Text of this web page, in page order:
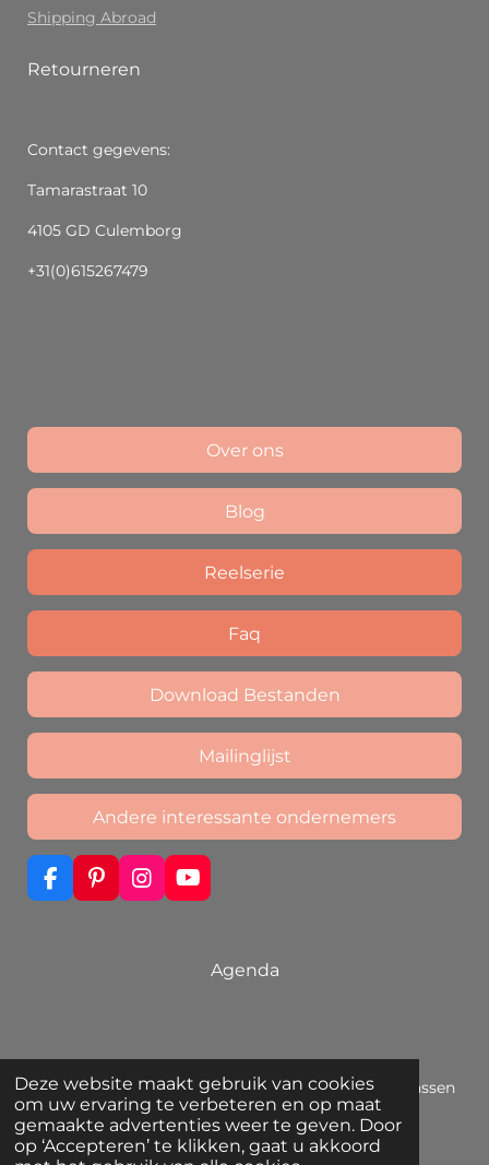
Deze website maakt gebruik van cookies
om uw ervaring te verbeteren en op maat
gemaakte advertenties weer te geven. Door
op ‘Accepteren’ te klikken, gaat u akkoord
Shipping Abroad
Retourneren
Contact gegevens:
Tamarastraat 10
4105 GD Culemborg
+31(0)615267479
Over ons
Blog
Reelserie
Faq
Download Bestanden
Mailinglijst
Andere interessante ondernemers
F
a
P
i
I
n
Y
o
Agenda
© 2019 - 2026 Ómorfo Dóro | Unieke sieraden die passen
bij jouw eigen stijl
Powered byJouwWeb